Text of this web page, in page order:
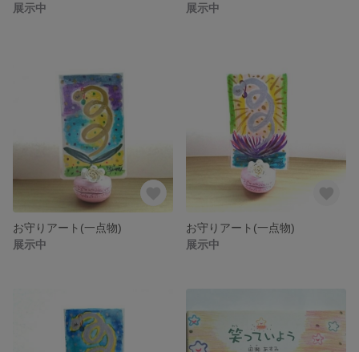
展示中
展示中
お守りアート(一点物)
展示中
お守りアート(一点物)
展示中